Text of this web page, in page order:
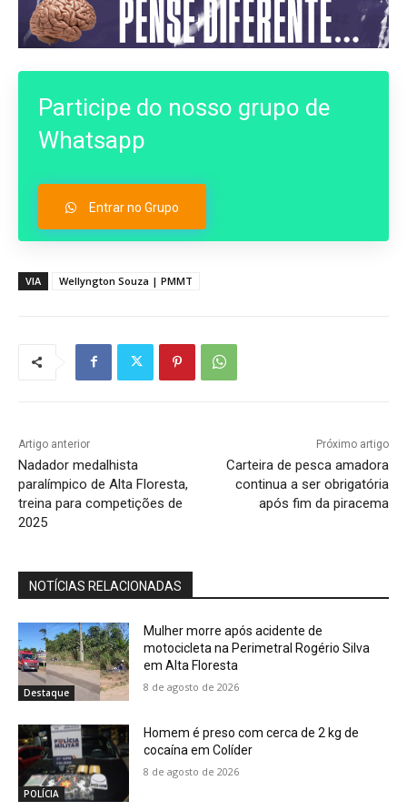
Participe do nosso grupo de
Whatsapp
Entrar no Grupo
VIA Wellyngton Souza | PMMT
Artigo anterior
Nadador medalhista
paralímpico de Alta Floresta,
treina para competições de
2025
Próximo artigo
Carteira de pesca amadora
continua a ser obrigatória
após fim da piracema
NOTÍCIAS RELACIONADAS
Destaque
Mulher morre após acidente de
motocicleta na Perimetral Rogério Silva
em Alta Floresta
8 de agosto de 2026
POLÍCIA
Homem é preso com cerca de 2 kg de
cocaína em Colíder
8 de agosto de 2026